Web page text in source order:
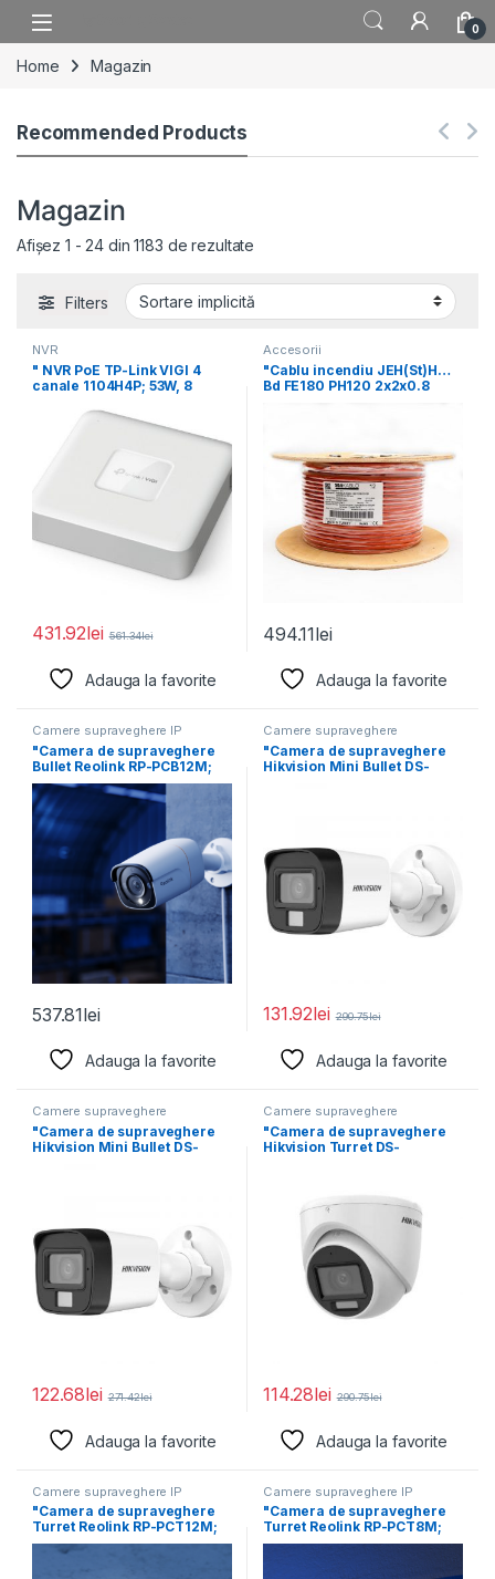
Skip to navigation
Skip to content
0
Home Magazin
Recommended Products
Magazin
Afișez 1 - 24 din 1183 de rezultate
Filters
NVR
" NVR PoE TP-Link VIGI 4
canale 1104H4P; 53W, 8
431.92lei 561.34lei
Adauga la favorite
Accesorii
"Cablu incendiu JEH(St)H…
Bd FE180 PH120 2x2x0.8
494.11lei
Adauga la favorite
Camere supraveghere IP
"Camera de supraveghere
Bullet Reolink RP-PCB12M;
Senzor:1/2.49" CMOS Sensor
Rezolutie
537.81lei
Adauga la favorite
Camere supraveghere
"Camera de supraveghere
Hikvision Mini Bullet DS-
131.92lei 290.75lei
Adauga la favorite
Camere supraveghere
"Camera de supraveghere
Hikvision Mini Bullet DS-
122.68lei 271.42lei
Adauga la favorite
Camere supraveghere
"Camera de supraveghere
Hikvision Turret DS-
114.28lei 290.75lei
Adauga la favorite
Camere supraveghere IP
"Camera de supraveghere
Turret Reolink RP-PCT12M;
Senzor:1/2.49" CMOS Sensor
Rezolutie
Camere supraveghere IP
"Camera de supraveghere
Turret Reolink RP-PCT8M;
Senzor: 1/2.7"" CMOS